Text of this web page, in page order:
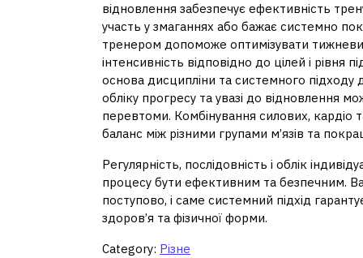
відновлення забезпечує ефективність
участь у змаганнях або бажає системно
тренером допоможе оптимізувати
інтенсивність відповідно до цілей і
основа дисципліни та системного підходу
обліку прогресу та увазі до відновлення
перевтоми. Комбінування силових, кардіо
баланс між різними групами м’язів та
Регулярність, послідовність і облік
процесу бути ефективним та безпечним.
поступово, і саме системний підхід
здоров’я та фізичної форми.
Category: Різне